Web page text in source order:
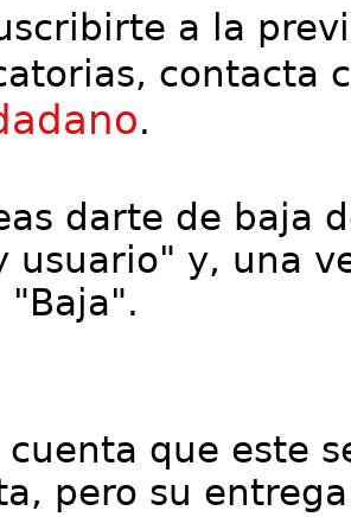
a la
contacta
.
darte de baja
usuario" y, una
"Baja".
cuenta que este
pero su